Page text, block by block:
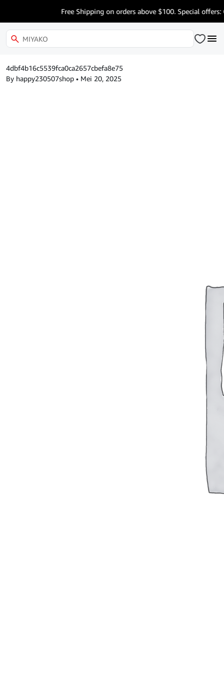
Free Shipping on orders above $100. Special offers:
4dbf4b16c5539fca0ca2657cbefa8e75
By happy230507shop • Mei 20, 2025